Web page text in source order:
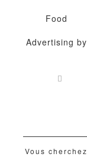
Food
Advertising by
Vous cherchez